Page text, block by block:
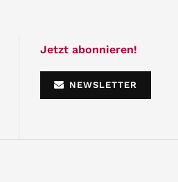
Jetzt abonnieren!
NEWSLETTER